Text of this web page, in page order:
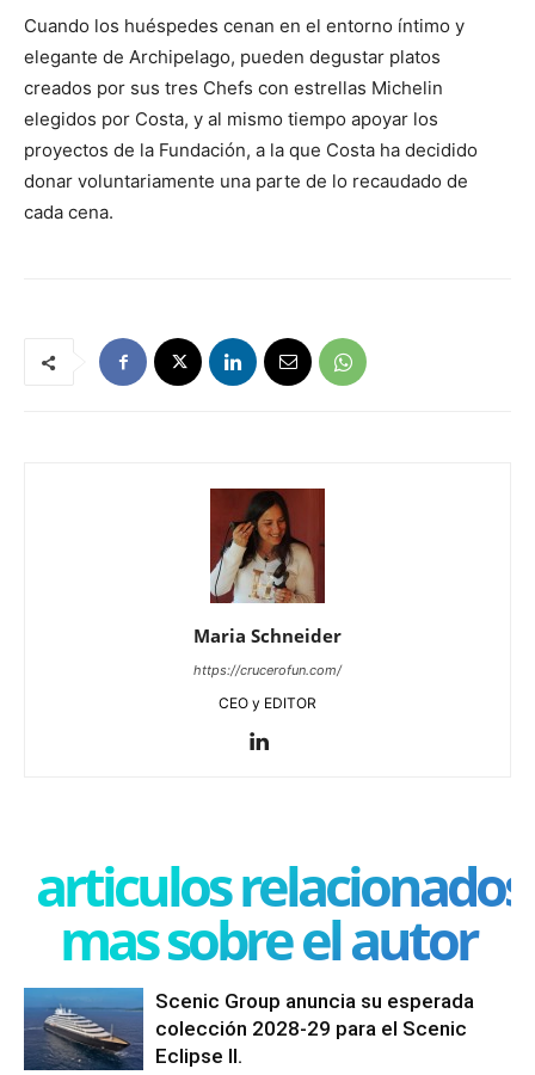
Cuando los huéspedes cenan en el entorno íntimo y
elegante de Archipelago, pueden degustar platos
creados por sus tres Chefs con estrellas Michelin
elegidos por Costa, y al mismo tiempo apoyar los
proyectos de la Fundación, a la que Costa ha decidido
donar voluntariamente una parte de lo recaudado de
cada cena.
Maria Schneider
https://crucerofun.com/
CEO y EDITOR
articulos relacionados
mas sobre el autor
Scenic Group anuncia su esperada
colección 2028-29 para el Scenic
Eclipse II.